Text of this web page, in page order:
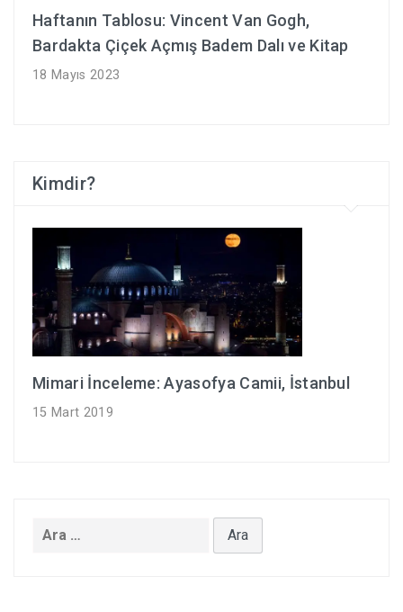
Haftanın Tablosu: Vincent Van Gogh,
Bardakta Çiçek Açmış Badem Dalı ve Kitap
18 Mayıs 2023
Kimdir?
Mimari İnceleme: Ayasofya Camii, İstanbul
15 Mart 2019
Arama: